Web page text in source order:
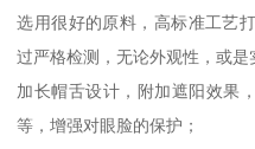
选用很好的原料，高标准工艺
过严格检测，无论外观性，或是
加长帽舌设计，附加遮阳效果
等，增强对眼脸的保护；